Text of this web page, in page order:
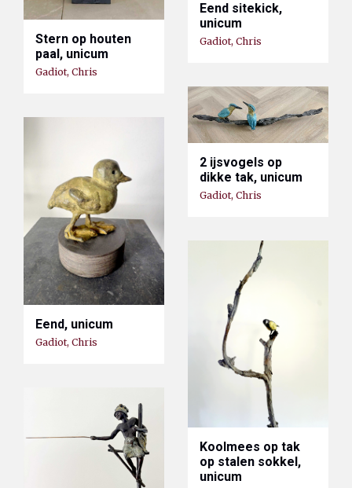
Stern op houten
paal, unicum
Gadiot, Chris
Eend sitekick,
unicum
Gadiot, Chris
2 ijsvogels op
dikke tak, unicum
Gadiot, Chris
Eend, unicum
Gadiot, Chris
Koolmees op tak
op stalen sokkel,
unicum